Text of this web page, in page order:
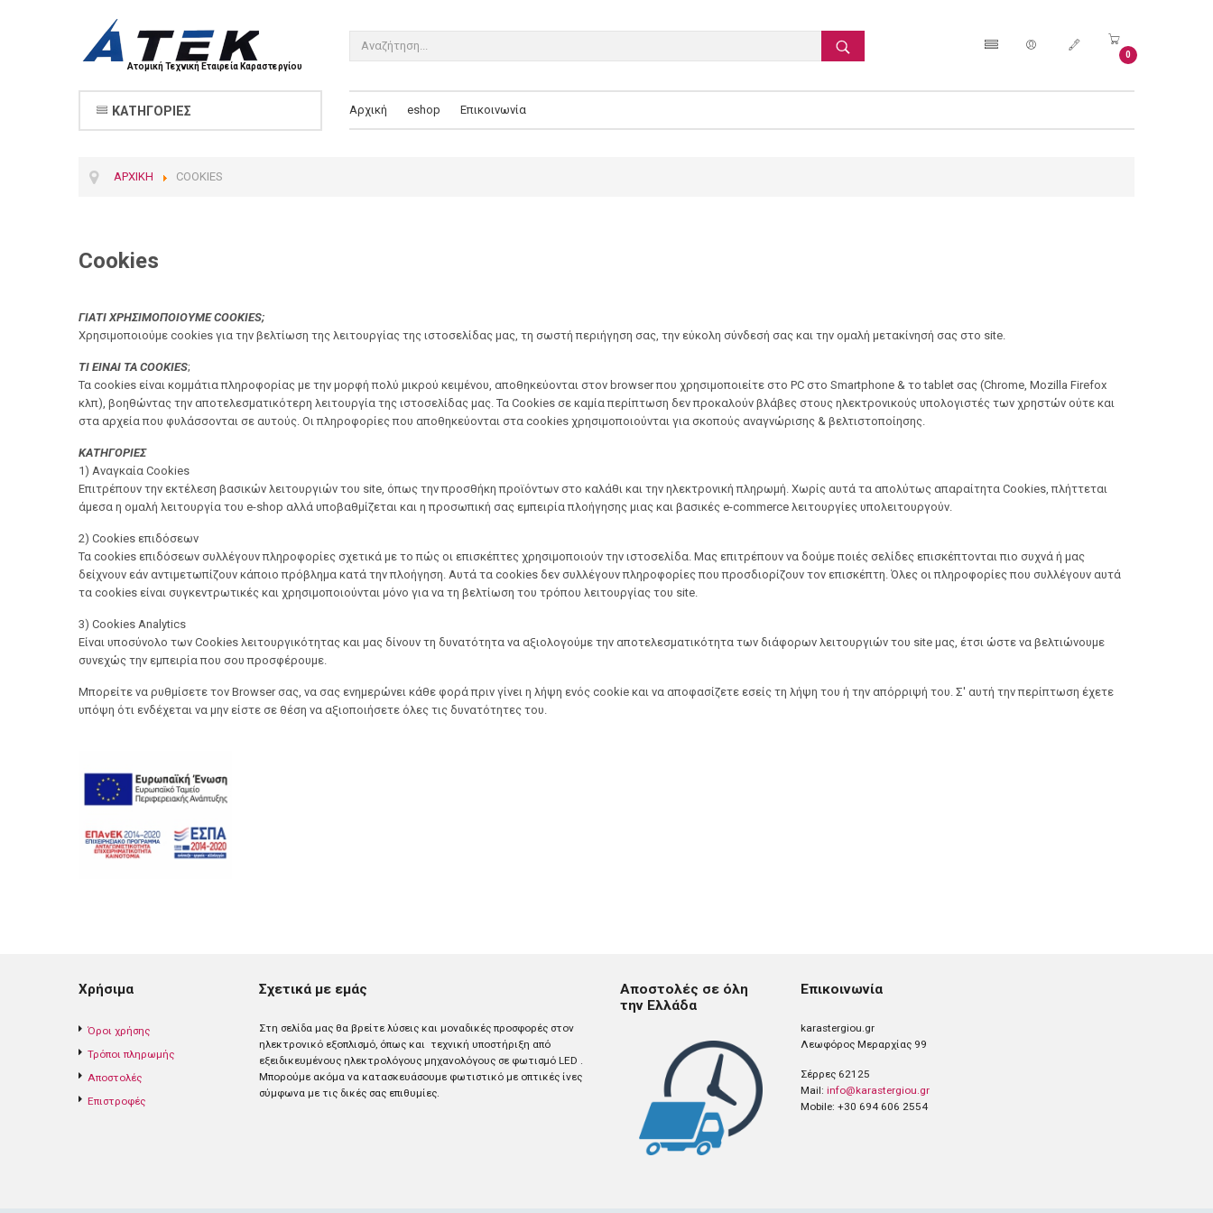
Ατομική Τεχνική Εταιρεία Καραστεργίου
0
ΚΑΤΗΓΟΡΊΕΣ Αρχική eshop Επικοινωνία
ΑΡΧΙΚΉ COOKIES
Cookies
ΓΙΑΤΙ ΧΡΗΣΙΜΟΠΟΙΟΥΜΕ COOKIES;
Χρησιμοποιούμε cookies για την βελτίωση της λειτουργίας της ιστοσελίδας μας, τη σωστή περιήγηση σας, την εύκολη σύνδεσή σας και την ομαλή μετακίνησή σας στο site.
ΤΙ ΕΙΝΑΙ ΤΑ COOKIES;
Τα cookies είναι κομμάτια πληροφορίας με την μορφή πολύ μικρού κειμένου, αποθηκεύονται στον browser που χρησιμοποιείτε στο PC στο Smartphone & το tablet σας (Chrome, Mozilla Firefox
κλπ), βοηθώντας την αποτελεσματικότερη λειτουργία της ιστοσελίδας μας. Τα Cookies σε καμία περίπτωση δεν προκαλούν βλάβες στους ηλεκτρονικούς υπολογιστές των χρηστών ούτε και
στα αρχεία που φυλάσσονται σε αυτούς. Οι πληροφορίες που αποθηκεύονται στα cookies χρησιμοποιούνται για σκοπούς αναγνώρισης & βελτιστοποίησης.
ΚΑΤΗΓΟΡΙΕΣ
1) Αναγκαία Cookies
Επιτρέπουν την εκτέλεση βασικών λειτουργιών του site, όπως την προσθήκη προϊόντων στο καλάθι και την ηλεκτρονική πληρωμή. Χωρίς αυτά τα απολύτως απαραίτητα Cookies, πλήττεται
άμεσα η ομαλή λειτουργία του e-shop αλλά υποβαθμίζεται και η προσωπική σας εμπειρία πλοήγησης μιας και βασικές e-commerce λειτουργίες υπολειτουργούν.
2) Cookies επιδόσεων
Τα cookies επιδόσεων συλλέγουν πληροφορίες σχετικά με το πώς οι επισκέπτες χρησιμοποιούν την ιστοσελίδα. Μας επιτρέπουν να δούμε ποιές σελίδες επισκέπτονται πιο συχνά ή μας
δείχνουν εάν αντιμετωπίζουν κάποιο πρόβλημα κατά την πλοήγηση. Αυτά τα cookies δεν συλλέγουν πληροφορίες που προσδιορίζουν τον επισκέπτη. Όλες οι πληροφορίες που συλλέγουν αυτά
τα cookies είναι συγκεντρωτικές και χρησιμοποιούνται μόνο για να τη βελτίωση του τρόπου λειτουργίας του site.
3) Cookies Analytics
Είναι υποσύνολο των Cookies λειτουργικότητας και μας δίνουν τη δυνατότητα να αξιολογούμε την αποτελεσματικότητα των διάφορων λειτουργιών του site μας, έτσι ώστε να βελτιώνουμε
συνεχώς την εμπειρία που σου προσφέρουμε.
Μπορείτε να ρυθμίσετε τον Browser σας, να σας ενημερώνει κάθε φορά πριν γίνει η λήψη ενός cookie και να αποφασίζετε εσείς τη λήψη του ή την απόρριψή του. Σ' αυτή την περίπτωση έχετε
υπόψη ότι ενδέχεται να μην είστε σε θέση να αξιοποιήσετε όλες τις δυνατότητες του.
Χρήσιμα
Όροι χρήσης
Τρόποι πληρωμής
Αποστολές
Επιστροφές
Σχετικά με εμάς
Στη σελίδα μας θα βρείτε λύσεις και μοναδικές προσφορές στον
ηλεκτρονικό εξοπλισμό, όπως και τεχνική υποστήριξη από
εξειδικευμένους ηλεκτρολόγους μηχανολόγους σε φωτισμό LED .
Mπορούμε ακόμα να κατασκευάσουμε φωτιστικό με οπτικές ίνες
σύμφωνα με τις δικές σας επιθυμίες.
Αποστολές σε όλη
την Ελλάδα
Επικοινωνία
karastergiou.gr
Λεωφόρος Μεραρχίας 99
Σέρρες 62125
Mail: info@karastergiou.gr
Mobile: +30 694 606 2554